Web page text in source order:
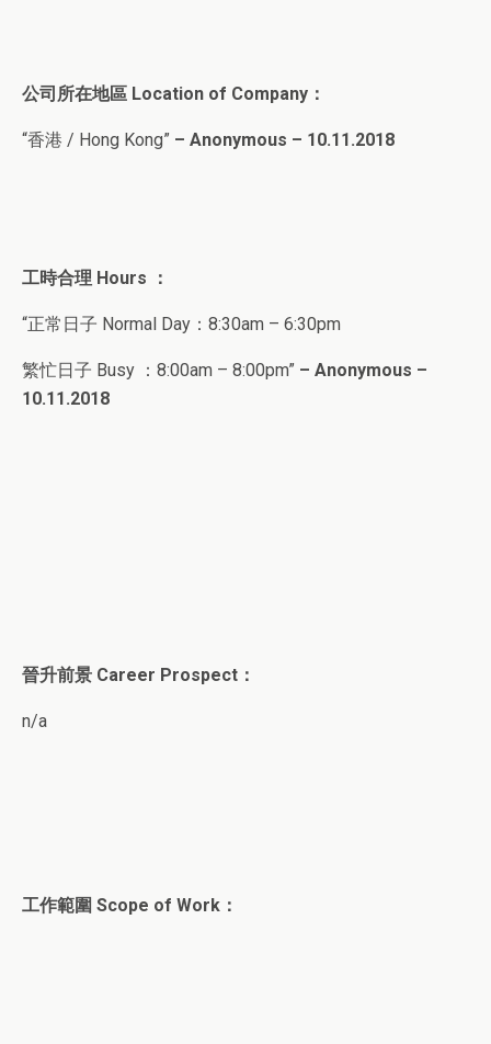
公司所在地區 Location of Company：
“香港 / Hong Kong” – Anonymous – 10.11.2018
工時合理 Hours ：
“正常日子 Normal Day：8:30am – 6:30pm
繁忙日子 Busy ：8:00am – 8:00pm” – Anonymous –
10.11.2018
晉升前景 Career Prospect：
n/a
工作範圍 Scope of Work：